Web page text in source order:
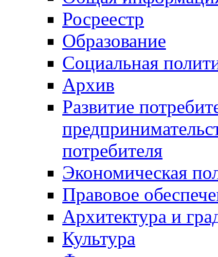
Росреестр
Образование
Социальная
Архив
Развитие
потребителя
Экономическая
Правовое
Архитектура и
Культура